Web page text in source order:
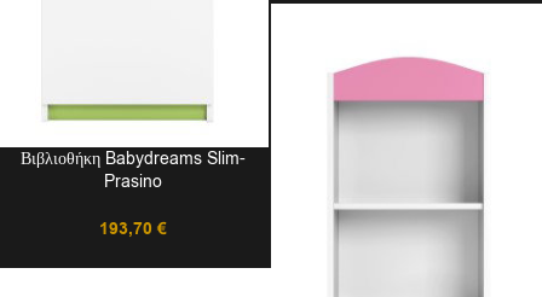
Βιβλιοθήκη Babydreams Slim-
Prasino
193,70 €